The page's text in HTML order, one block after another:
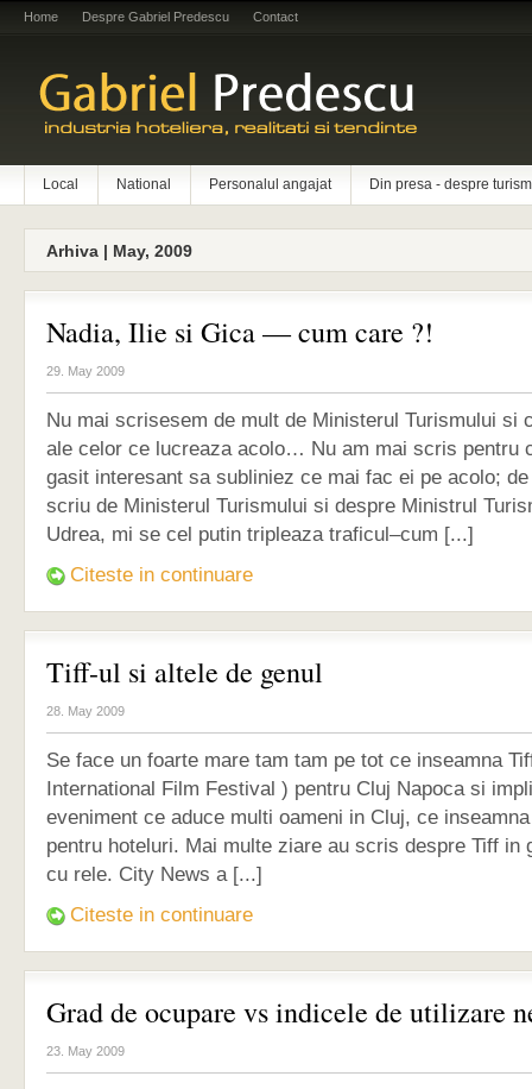
Home Despre Gabriel Predescu Contact
Local National Personalul angajat Din presa - despre turism
Arhiva | May, 2009
Nadia, Ilie si Gica — cum care ?!
29. May 2009
Nu mai scrisesem de mult de Ministerul Turismului si
ale celor ce lucreaza acolo… Nu am mai scris pentru
gasit interesant sa subliniez ce mai fac ei pe acolo;
scriu de Ministerul Turismului si despre Ministrul
Udrea, mi se cel putin tripleaza traficul–cum [...]
Citeste in continuare
Tiff-ul si altele de genul
28. May 2009
Se face un foarte mare tam tam pe tot ce inseamna
International Film Festival ) pentru Cluj Napoca si
eveniment ce aduce multi oameni in Cluj, ce
pentru hoteluri. Mai multe ziare au scris despre Tiff in
cu rele. City News a [...]
Citeste in continuare
Grad de ocupare vs indicele de utilizare
23. May 2009